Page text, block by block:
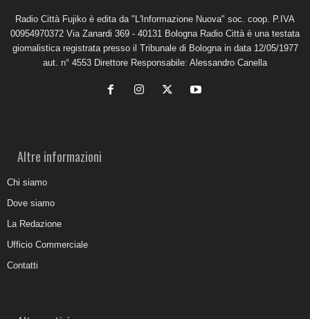
Radio Città Fujiko è edita da "L'Informazione Nuova" soc. coop. P.IVA
00954970372 Via Zanardi 369 - 40131 Bologna Radio Città è una testata
giornalistica registrata presso il Tribunale di Bologna in data 12/05/1977
aut. n° 4553 Direttore Responsabile: Alessandro Canella
Altre informazioni
Chi siamo
Dove siamo
La Redazione
Ufficio Commerciale
Contatti